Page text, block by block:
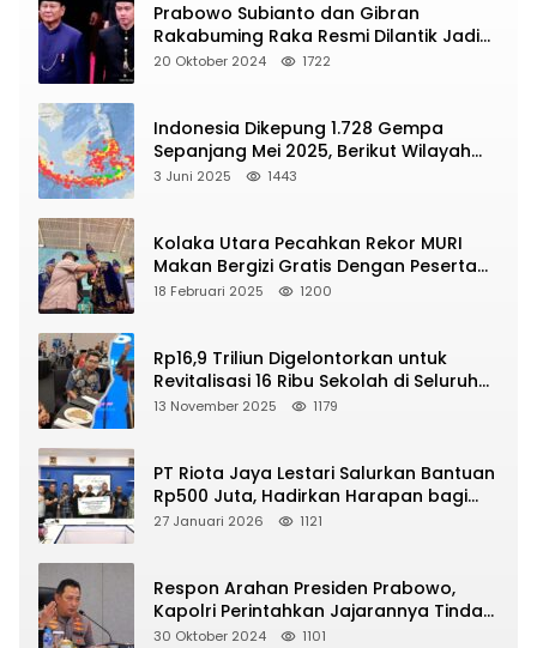
Prabowo Subianto dan Gibran
Rakabuming Raka Resmi Dilantik Jadi
Presiden dan Wapres RI
20 Oktober 2024 1722
Indonesia Dikepung 1.728 Gempa
Sepanjang Mei 2025, Berikut Wilayah
Yang Intens Diguncang!
3 Juni 2025 1443
Kolaka Utara Pecahkan Rekor MURI
Makan Bergizi Gratis Dengan Peserta
Terbanyak
18 Februari 2025 1200
Rp16,9 Triliun Digelontorkan untuk
Revitalisasi 16 Ribu Sekolah di Seluruh
Indonesia
13 November 2025 1179
PT Riota Jaya Lestari Salurkan Bantuan
Rp500 Juta, Hadirkan Harapan bagi
Korban Bencana di Sumatera
27 Januari 2026 1121
Respon Arahan Presiden Prabowo,
Kapolri Perintahkan Jajarannya Tindak
Tegas Pelaku Judi Online
30 Oktober 2024 1101